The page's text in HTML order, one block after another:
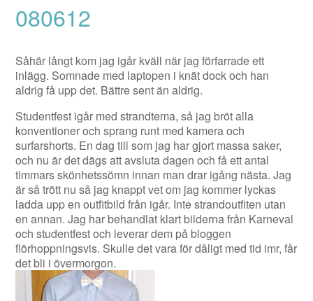
080612
Såhär långt kom jag igår kväll när jag förfarrade ett
inlägg. Somnade med laptopen i knät dock och han
aldrig få upp det. Bättre sent än aldrig.
Studentfest igår med strandtema, så jag bröt alla
konventioner och sprang runt med kamera och
surfarshorts. En dag till som jag har gjort massa saker,
och nu är det dägs att avsluta dagen och få ett antal
timmars skönhetssömn innan man drar igång nästa. Jag
är så trött nu så jag knappt vet om jag kommer lyckas
ladda upp en outfitbild från igår. Inte strandoutfiten utan
en annan. Jag har behandlat klart bilderna från Karneval
och studentfest och leverar dem på bloggen
flörhoppningsvis. Skulle det vara för dåligt med tid imr, får
det bli i övermorgon.